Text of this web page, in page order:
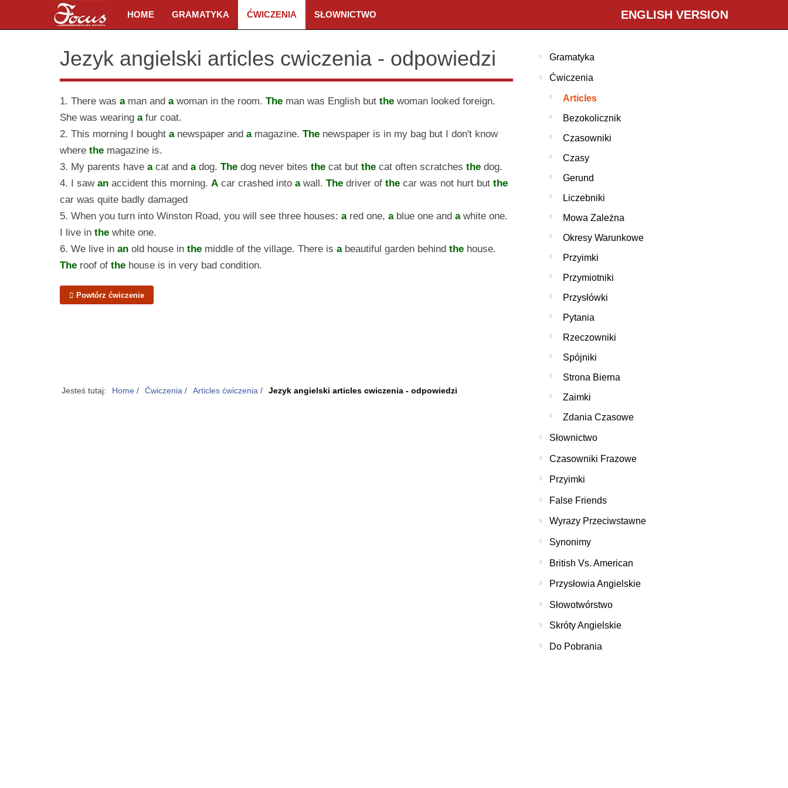
HOME GRAMATYKA ĆWICZENIA SŁOWNICTWO ENGLISH VERSION
Jezyk angielski articles cwiczenia - odpowiedzi
1. There was aman and awoman in the room. The man was English but the woman looked foreign.
She was wearing afur coat.
2. This morning I bought anewspaper and amagazine. The newspaper is in my bag but I don't know
where the magazine is.
3. My parents have acat and adog. The dog never bites the cat but the cat often scratches the dog.
4. I saw an accident this morning. A car crashed into awall. The driver of the car was not hurt but the
car was quite badly damaged
5. When you turn into Winston Road, you will see three houses: ared one, ablue one and awhite one.
I live in the white one.
6. We live in an old house in the middle of the village. There is abeautiful garden behind the house.
The roof of the house is in very bad condition.
Powtórz ćwiczenie
Jesteś tutaj: Home / Ćwiczenia / Articles ćwiczenia / Jezyk angielski articles cwiczenia - odpowiedzi
Gramatyka
Ćwiczenia
Articles
Bezokolicznik
Czasowniki
Czasy
Gerund
Liczebniki
Mowa Zależna
Okresy Warunkowe
Przyimki
Przymiotniki
Przysłówki
Pytania
Rzeczowniki
Spójniki
Strona Bierna
Zaimki
Zdania Czasowe
Słownictwo
Czasowniki Frazowe
Przyimki
False Friends
Wyrazy Przeciwstawne
Synonimy
British Vs. American
Przysłowia Angielskie
Słowotwórstwo
Skróty Angielskie
Do Pobrania